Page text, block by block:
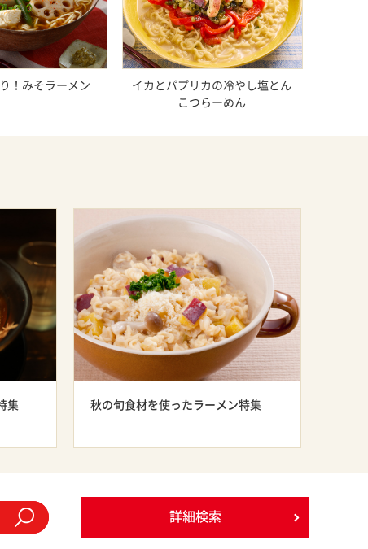
！みそラーメン
イカとパプリカの冷やし塩とん
こつらーめん
集 秋の旬食材を使ったラーメン特集
詳細検索